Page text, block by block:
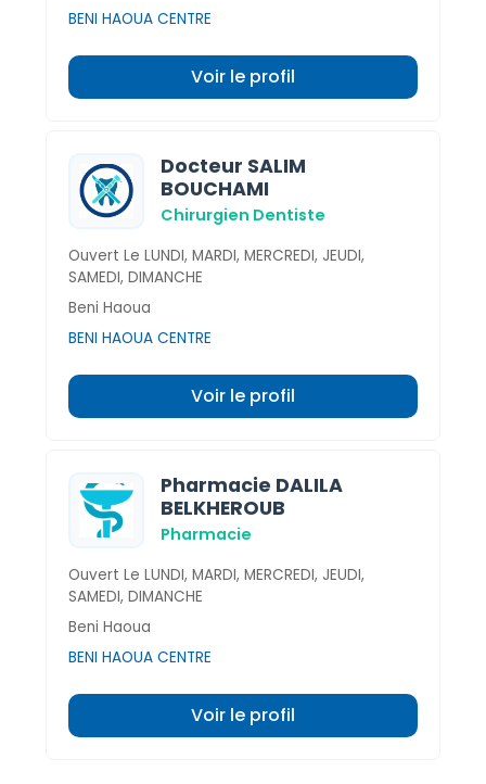
BENI HAOUA CENTRE
Voir le profil
Docteur SALIM
BOUCHAMI
Chirurgien Dentiste
Ouvert Le LUNDI, MARDI, MERCREDI, JEUDI,
SAMEDI, DIMANCHE
Beni Haoua
BENI HAOUA CENTRE
Voir le profil
Pharmacie DALILA
BELKHEROUB
Pharmacie
Ouvert Le LUNDI, MARDI, MERCREDI, JEUDI,
SAMEDI, DIMANCHE
Beni Haoua
BENI HAOUA CENTRE
Voir le profil